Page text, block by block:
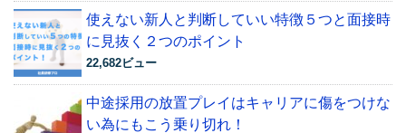
使えない新人と判断していい特徴５つと面接時
に見抜く２つのポイント
22,682ビュー
中途採用の放置プレイはキャリアに傷をつけな
い為にもこう乗り切れ！